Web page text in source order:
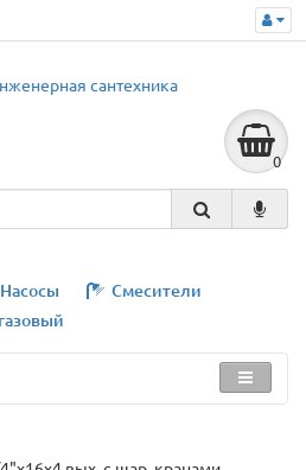
0
Насосы
Смесители